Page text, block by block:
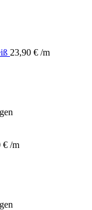
23,90 € /m
€ /m